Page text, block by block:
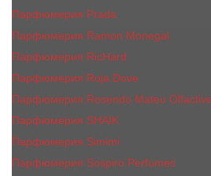
Парфюмерия Prada
Парфюмерия Ramon Monegal
Парфюмерия RicHard
Парфюмерия Roja Dove
Парфюмерия Rosendo Mateu
Парфюмерия SHAIK
Парфюмерия Simimi
Парфюмерия Sospiro Perfumes